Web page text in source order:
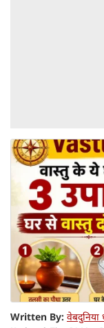
Written By: वेबदुनिया